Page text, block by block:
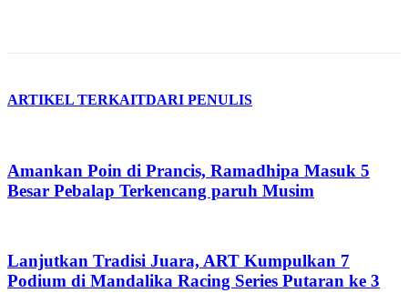
ARTIKEL TERKAITDARI PENULIS
Amankan Poin di Prancis, Ramadhipa Masuk 5
Besar Pebalap Terkencang paruh Musim
Lanjutkan Tradisi Juara, ART Kumpulkan 7
Podium di Mandalika Racing Series Putaran ke 3